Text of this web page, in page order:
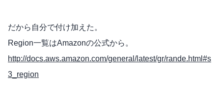
だから自分で付け加えた。
Region一覧はAmazonの公式から。
http://docs.aws.amazon.com/general/latest/gr/rande.html#s
3_region